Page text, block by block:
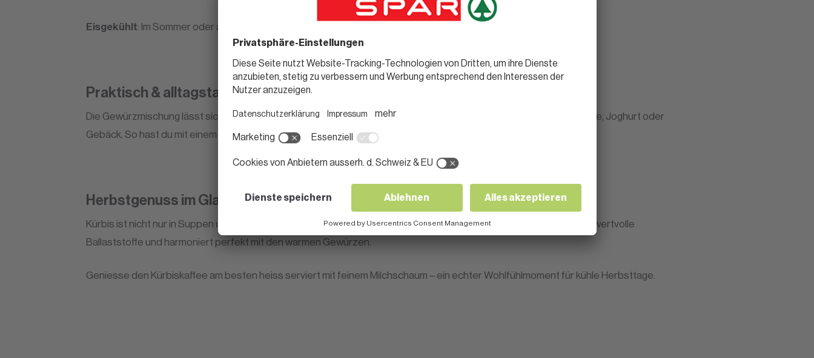
Eisgekühlt: Im Sommer oder als erfrischende Alternative kann der Drink auch auf Eis serviert werden.
Praktisch & alltagstauglich
Die Gewürzmischung lässt sich gut im Voraus vorbereiten und passt nicht nur in den Kaffee, sondern auch in Porridge, Joghurt oder
Gebäck. So hast du mit einem Rezept gleich mehrere Einsatzmöglichkeiten.
Herbstgenuss im Glas
Kürbis ist nicht nur in Suppen und Kuchen ein Star, sondern auch in Getränken. Das Püree liefert eine sanfte Süsse, wertvolle
Ballaststoffe und harmoniert perfekt mit den warmen Gewürzen.
Geniesse den Kürbiskaffee am besten heiss serviert mit feinem Milchschaum – ein echter Wohlfühlmoment für kühle Herbsttage.